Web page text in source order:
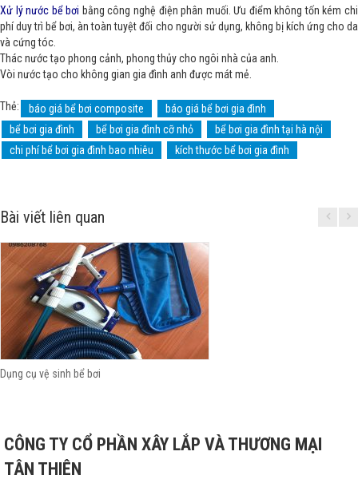
Xử lý nước bể bơi bằng công nghệ điện phân muối. Ưu điểm không tốn kém chi
phí duy trì bể bơi, àn toàn tuyệt đối cho người sử dụng, không bị kích ứng cho da
và cứng tóc.
Thác nước tạo phong cảnh, phong thủy cho ngôi nhà của anh.
Vòi nước tạo cho không gian gia đình anh được mát mẻ.
Thẻ: báo giá bể bơi composite
báo giá bể bơi gia đình
bể bơi gia đình
bể bơi gia đình cỡ nhỏ
bể bơi gia đình tại hà nội
chi phí bể bơi gia đình bao nhiêu
kích thước bể bơi gia đình
Bài viết liên quan
Dụng cụ vệ sinh bể bơi
CÔNG TY CỔ PHẦN XÂY LẮP VÀ THƯƠNG MẠI
TÂN THIÊN